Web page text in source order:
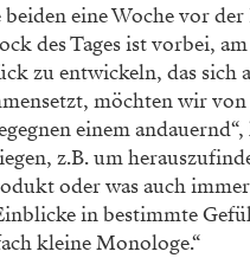
eine Woche vor
des Tages ist vorbei,
zu entwickeln, das sich
möchten wir
einem
z.B. um
oder was auch
in bestimmte
kleine Monologe.“